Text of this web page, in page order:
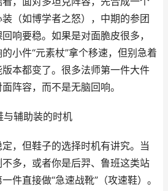
（如博学者之怒），中期的参团
响要稳。如果是对面脆皮很多，
小件“元素杖”拿个移速，但别急着
本都变了。很多法师第一件大件
阵容，而不是无脑回响。
与辅助装的时机
，但鞋子的选择时机有讲究。当
多，或者你是后羿、鲁班这类站
件直接做“急速战靴”（攻速鞋）。